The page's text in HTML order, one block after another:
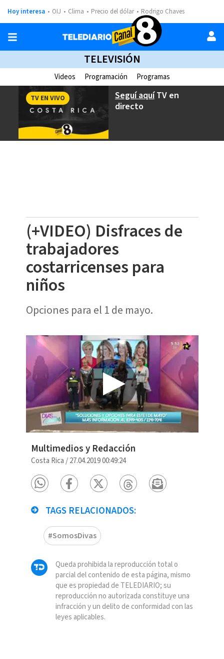
Hoy interesa OIJ Clima Precio del dólar Rodrigo Chaves
TELEVISIÓN
Videos Programación Programas
Seguí aquíTV en
directo
TV EN VIVO
(+VIDEO) Disfraces de
trabajadores
costarricenses para
niños
Opciones para el 1 de mayo.
Multimedios y Redacción
Costa Rica /27.04.2019 00:49:24
TAGS RELACIONADOS:
#SomosDivas
Queda prohibida la reproducción total o
parcial del contenido de esta página, mismo
que es propiedad de TELEDIARIO; su
reproducción no autorizada constituye una
infracción y un delito de conformidad con las
leyes aplicables.